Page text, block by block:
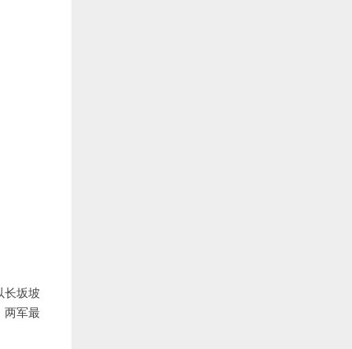
长坂坡
两军最